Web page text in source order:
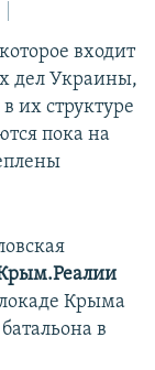
входит
дел Украины,
их структуре
пока на
Крыма
в